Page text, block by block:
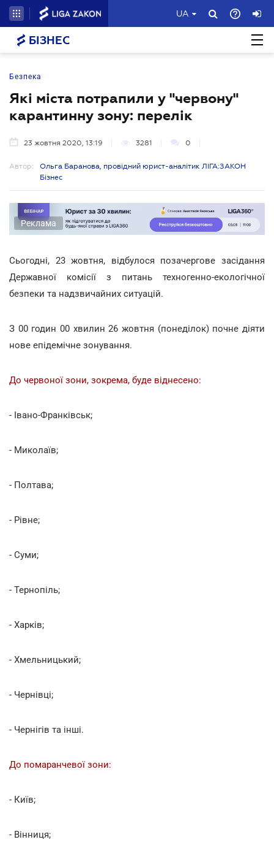
UA
БІЗНЕС
Безпека
Які міста потрапили у "червону"
карантинну зону: перелік
23 жовтня 2020, 13:19 3281 0
Автор:
Ольга Баранова, провідний юрист-аналітик ЛІГА:ЗАКОН
Бізнес
Реклама
Сьогодні, 23 жовтня, відбулося позачергове засідання
Державної комісії з питань техногенно-екологічної
безпеки та надзвичайних ситуацій.
З 00 годин 00 хвилин 26 жовтня (понеділок) почне діяти
нове епідемічне зонування.
До червоної зони, зокрема, буде віднесено:
- Івано-Франківськ;
- Миколаїв;
- Полтава;
- Рівне;
- Суми;
- Тернопіль;
- Харків;
- Хмельницький;
- Чернівці;
- Чернігів та інші.
До помаранчевої зони:
- Київ;
- Вінниця;